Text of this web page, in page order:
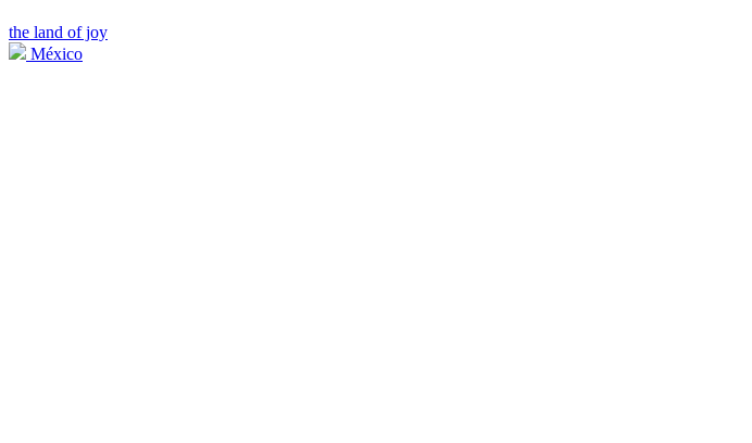
the land of joy
México